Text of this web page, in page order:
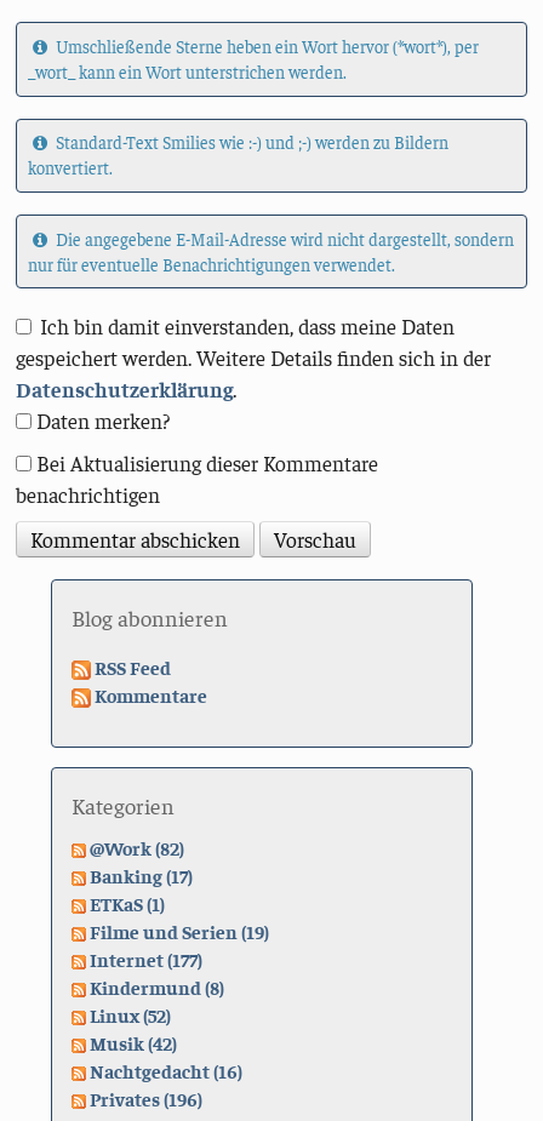
Umschließende Sterne heben ein Wort hervor (*wort*), per
_wort_ kann ein Wort unterstrichen werden.
Standard-Text Smilies wie :-) und ;-) werden zu Bildern
konvertiert.
Die angegebene E-Mail-Adresse wird nicht dargestellt, sondern
nur für eventuelle Benachrichtigungen verwendet.
Ich bin damit einverstanden, dass meine Daten
gespeichert werden. Weitere Details finden sich in der
Datenschutzerklärung.
Daten merken?
Bei Aktualisierung dieser Kommentare
benachrichtigen
Blog abonnieren
RSS Feed
Kommentare
Kategorien
@Work (82)
Banking (17)
ETKaS (1)
Filme und Serien (19)
Internet (177)
Kindermund (8)
Linux (52)
Musik (42)
Nachtgedacht (16)
Privates (196)